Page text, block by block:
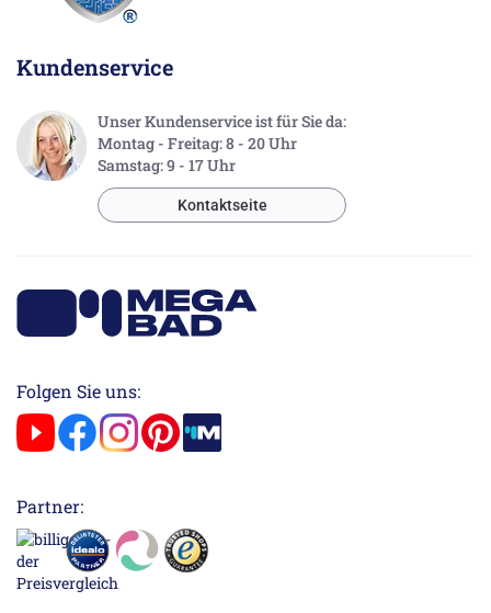
Kundenservice
Unser Kundenservice ist für Sie da:
Montag - Freitag: 8 - 20 Uhr
Samstag: 9 - 17 Uhr
Kontaktseite
Folgen Sie uns:
Partner: